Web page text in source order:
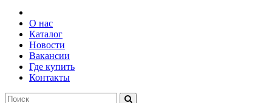
О нас
Каталог
Новости
Вакансии
Где купить
Контакты